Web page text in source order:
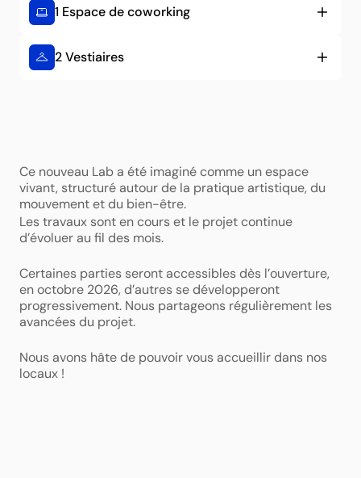
1 Espace de coworking
2 Vestiaires
Ce nouveau Lab a été imaginé comme un espace
vivant, structuré autour de la pratique artistique, du
mouvement et du bien-être.
Les travaux sont en cours et le projet continue
d’évoluer au fil des mois.
Certaines parties seront accessibles dès l’ouverture,
en octobre 2026, d’autres se développeront
progressivement. Nous partageons régulièrement les
avancées du projet.
Nous avons hâte de pouvoir vous accueillir dans nos
locaux !